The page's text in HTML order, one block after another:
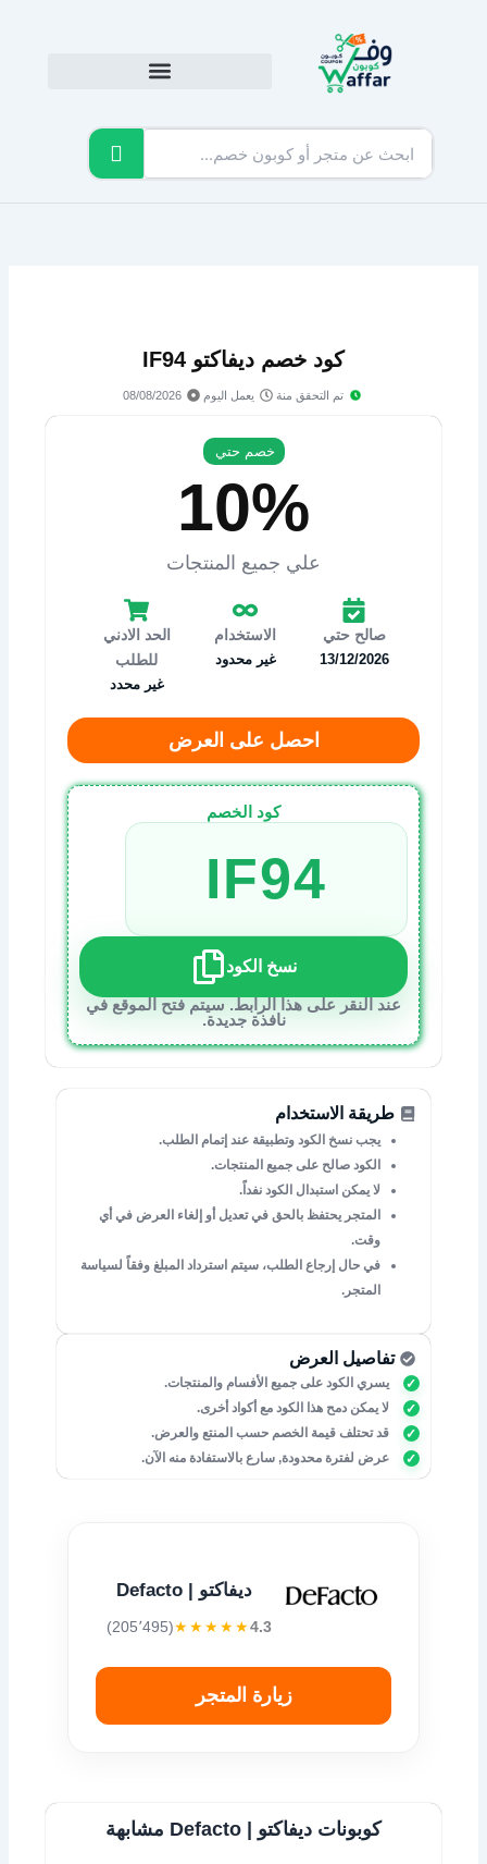
كود خصم ديفاكتو IF94
تم التحقق منة يعمل اليوم 08/08/2026
خصم حتي
10%
علي جميع المنتجات
صالح حتي
13/12/2026
الاستخدام
غير محدود
الحد الادني
للطلب
غير محدد
احصل على العرض
كود الخصم
IF94
نسخ الكود
عند النقر على هذا الرابط. سيتم فتح الموقع في
نافذة جديدة.
طريقة الاستخدام
يجب نسخ الكود وتطبيقة عند إتمام الطلب.
الكود صالح على جميع المنتجات.
لا يمكن استبدال الكود نفداً.
المتجر يحتفظ بالحق في تعديل أو إلغاء العرض في أي
وقت.
في حال إرجاع الطلب، سيتم استرداد المبلغ وفقاً لسياسة
المتجر.
تفاصيل العرض
يسري الكود على جميع الأفسام والمنتجات.
لا يمكن دمح هذا الكود مع أكواد أخرى.
قد تحتلف قيمة الخصم حسب المنتع والعرض.
عرض لفترة محدودة, سارع بالاستفادة منه الآن.
ديفاكتو | Defacto
4.3
★★★★★(205٬495)
زيارة المتجر
كوبونات ديفاكتو | Defacto مشابهة